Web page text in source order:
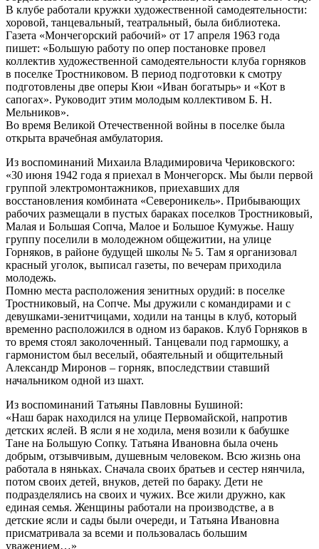
В клубе работали кружки художественной самодеятельности:
хоровой, танцевальный, театральный, была библиотека.
Газета «Мончегорский рабочий» от 17 апреля 1963 года
пишет: «Большую работу по опер постановке провел
коллектив художественной самодеятельности клуба горняков
в поселке Тростниковом. В период подготовки к смотру
подготовлены две оперы Кюи «Иван богатырь» и «Кот в
сапогах». Руководит этим молодым коллективом Б. Н.
Мельников».
Во время Великой Отечественной войны в поселке была
открыта врачебная амбулатория.
Из воспоминаний Михаила Владимировича Чериковского:
«30 июня 1942 года я приехал в Мончегорск. Мы были первой
группой электромонтажников, приехавших для
восстановления комбината «Североникель». Прибывающих
рабочих размещали в пустых бараках поселков Тростниковый,
Малая и Большая Сопча, Малое и Большое Кумужье. Нашу
группу поселили в молодежном общежитии, на улице
Горняков, в районе будущей школы № 5. Там я организовал
красный уголок, выписал газеты, по вечерам приходила
молодежь.
Помню места расположения зенитных орудий: в поселке
Тростниковый, на Сопче. Мы дружили с командирами и с
девушками-зенитчицами, ходили на танцы в клуб, который
временно расположился в одном из бараков. Клуб Горняков в
то время стоял заколоченный. Танцевали под гармошку, а
гармонистом был веселый, обаятельный и общительный
Александр Миронов – горняк, впоследствии ставший
начальником одной из шахт.
Из воспоминаний Татьяны Павловны Бушиной:
«Наш барак находился на улице Первомайской, напротив
детских яслей. В ясли я не ходила, меня возили к бабушке
Тане на Большую Сопку. Татьяна Ивановна была очень
добрым, отзывчивым, душевным человеком. Всю жизнь она
работала в няньках. Сначала своих братьев и сестер нянчила,
потом своих детей, внуков, детей по бараку. Дети не
подразделялись на своих и чужих. Все жили дружно, как
единая семья. Женщины работали на производстве, а в
детские ясли и сады были очереди, и Татьяна Ивановна
присматривала за всеми и пользовалась большим
уважением…»